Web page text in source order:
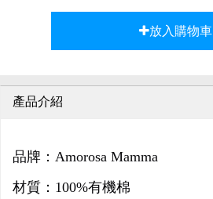
放入購物車
產品介紹
品牌：Amorosa Mamma
材質：100%有機棉